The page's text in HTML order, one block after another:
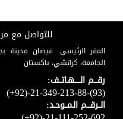
للتواصل مع
المقر الرئيسي: فيضان مدينة
الجامعة، كراتشي، باكستان
رقـــم الـــــهـاتــف:
(+92)-21-349-213-88-(93)
الــرقـــم الـمــوحـد: